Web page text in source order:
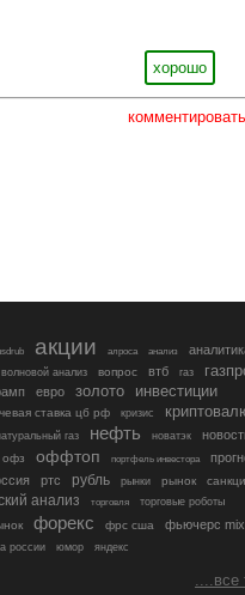
хорошо
комментировать
акции алроса анализ
волновой анализ вопрос втб газ
евро золото инвестиции
ставка цб рф кризис
газ нефть новатэк
офз оффтоп портфель инвестора
ртс рубль рынки рынок
анализ торговля торговые роботы
форекс фрс сша фьючерс mix
россии юмор яндекс
....все